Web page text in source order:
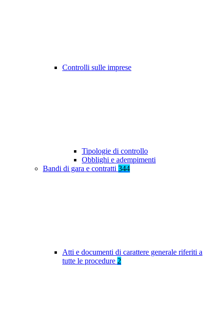
Controlli sulle imprese
Tipologie di controllo
Obblighi e adempimenti
Bandi di gara e contratti 344
Atti e documenti di carattere generale riferiti a
tutte le procedure 2